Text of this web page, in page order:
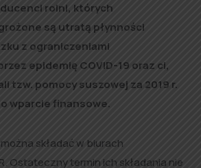
rolni, których
są utratą płynności
z ograniczeniami
epidemię COVID-19 oraz ci,
tzw. pomocy suszowej za 2019 r.
wparcie finansowe.
składać w biurach
Ostateczny termin ich składania nie